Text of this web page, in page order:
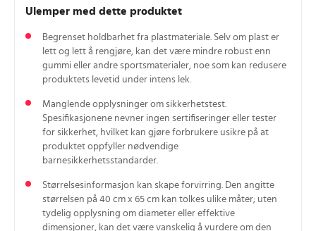
Ulemper med dette produktet
Begrenset holdbarhet fra plastmateriale. Selv om plast er
lett og lett å rengjøre, kan det være mindre robust enn
gummi eller andre sportsmaterialer, noe som kan redusere
produktets levetid under intens lek.
Manglende opplysninger om sikkerhetstest.
Spesifikasjonene nevner ingen sertifiseringer eller tester
for sikkerhet, hvilket kan gjøre forbrukere usikre på at
produktet oppfyller nødvendige
barnesikkerhetsstandarder.
Størrelsesinformasjon kan skape forvirring. Den angitte
størrelsen på 40 cm x 65 cm kan tolkes ulike måter; uten
tydelig opplysning om diameter eller effektive
dimensjoner, kan det være vanskelig å vurdere om den